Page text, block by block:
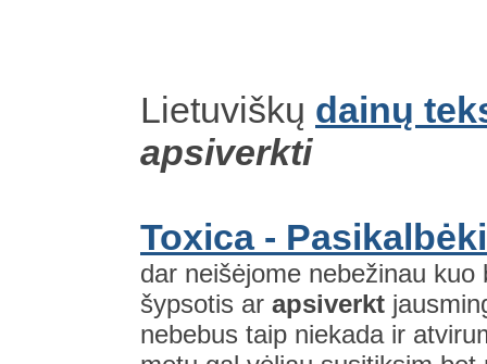
Lietuviškų dainų
apsiverkti
Toxica -
dar neišėjome nebežinau
šypsotis ar apsiverkt
nebebus taip niekada ir